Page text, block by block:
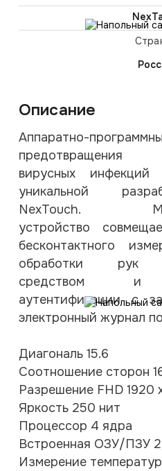
Описание
Аппаратно-
предотвращения
вирусных инфекций
уникальной
NexTouch.
устройство
бесконтактного
обработки рук
средством и
аутентификации с
электронный журнал
Диагональ 15.6
Соотношение сторон
Разрешение FHD 1920
Яркость 250 нит
Процессор 4 ядра
Встроенная ОЗУ/ПЗУ
Измерение